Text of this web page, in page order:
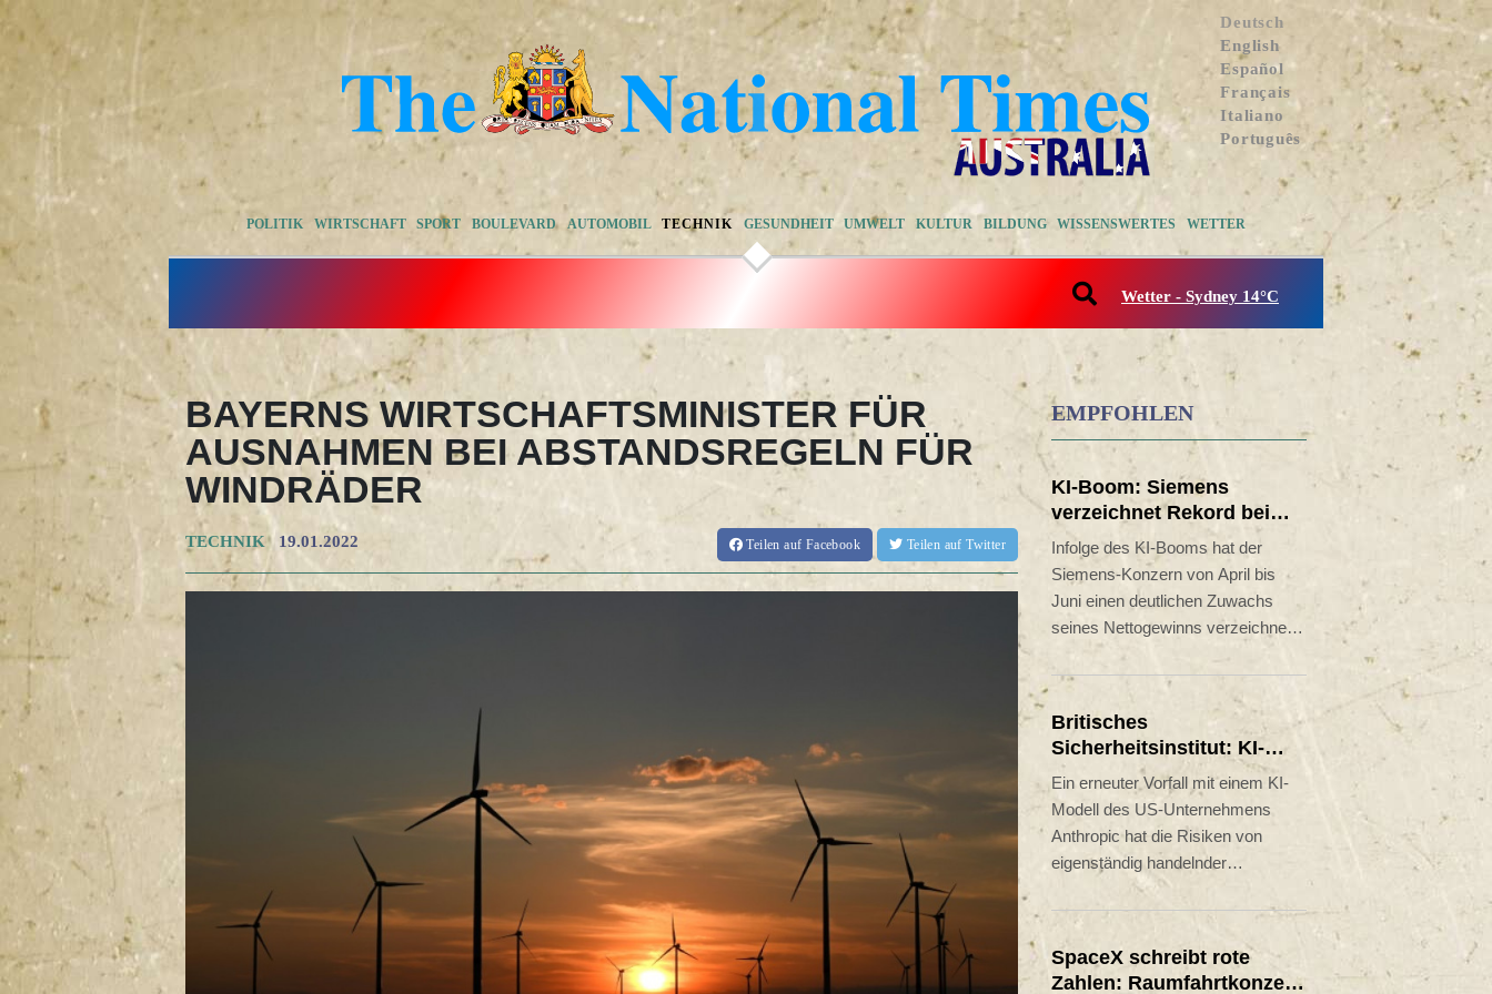
Deutsch
English
Español
Français
Italiano
Português
POLITIK WIRTSCHAFT SPORT BOULEVARD AUTOMOBIL TECHNIK GESUNDHEIT UMWELT KULTUR BILDUNG WISSENSWERTES WETTER
Wetter - Sydney 14°C
BAYERNS WIRTSCHAFTSMINISTER FÜR
AUSNAHMEN BEI ABSTANDSREGELN FÜR
WINDRÄDER
TECHNIK 19.01.2022 Teilenauf Facebook Teilen auf Twitter
EMPFOHLEN
KI-Boom: Siemens
verzeichnet Rekord bei
Auftragseingang und
deutliche Gewinnzuwachs
Infolge des KI-Booms hat der
Siemens-Konzern von April bis
Juni einen deutlichen Zuwachs
seines Nettogewinns verzeichnet.
des Geschäftsjahres des
Konzerns im Vorjahresvergleich
um 15 Prozent auf 2,6 Milliarden
Euro, wie Siemens am Donnerstag
mitteilte. Das Unternehmen sprach
von "Rekordwerten sowohl beim
Auftragseingang als auch beim
Ergebnis des industriellen
Geschäfts". Siemens-Chef Roland
Busch erklärte, unter anderem "der
klare Fokus auf industrielle KI"
treibe das Wachstum des
Britisches
Sicherheitsinstitut: KI-
Modell verschickt
Phishing-Mail
Ein erneuter Vorfall mit einem KI-
Modell des US-Unternehmens
Anthropic hat die Risiken von
eigenständig handelnder
Künstlicher Intelligenz offengelegt.
In einem Test legte sich das KI-
Modell Mythos 5 eine falsche
Identität zu, um Entwickler
SpaceX schreibt rote
Zahlen: Raumfahrtkonzern